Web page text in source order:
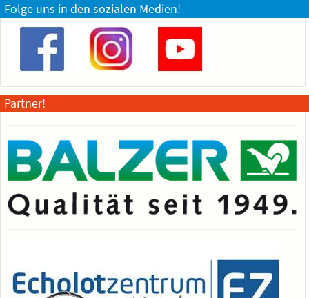
Folge uns in den sozialen Medien!
Partner!